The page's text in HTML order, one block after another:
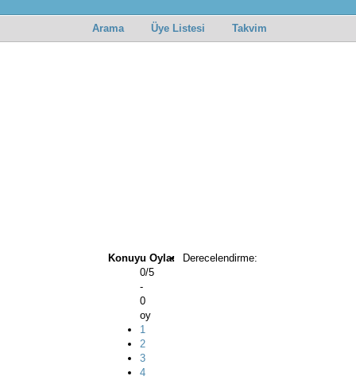
Arama Üye Listesi Takvim
Konuyu Oyla:
Derecelendirme:
0/5
-
0
oy
1
2
3
4